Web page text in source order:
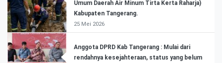
Umum Daerah Air Minum Tirta Kerta Raharja)
Kabupaten Tangerang.
25 Mei 2026
Anggota DPRD Kab Tangerang : Mulai dari
rendahnya kesejahteraan, status yang belum